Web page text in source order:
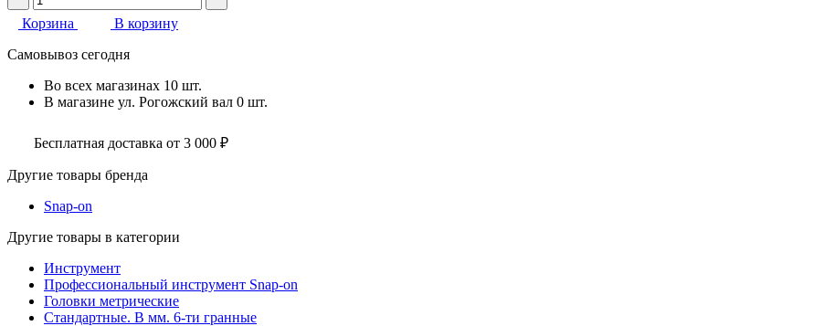
Корзина
В корзину
Самовывоз сегодня
Во всех магазинах 10 шт.
В магазине ул. Рогожский вал 0 шт.
Бесплатная доставка от 3 000 ₽
Другие товары бренда
Snap-on
Другие товары в категории
Инструмент
Профессиональный инструмент Snap-on
Головки метрические
Стандартные. В мм. 6-ти гранные